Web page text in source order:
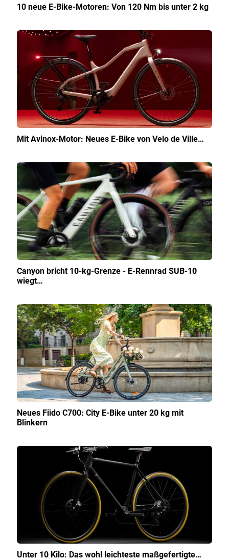
10 neue E-Bike-Motoren: Von 120 Nm bis unter 2 kg
Mit Avinox-Motor: Neues E-Bike von Velo de Ville…
Canyon bricht 10-kg-Grenze - E-Rennrad SUB-10
wiegt…
Neues Fiido C700: City E-Bike unter 20 kg mit
Blinkern
Unter 10 Kilo: Das wohl leichteste maßgefertigte…